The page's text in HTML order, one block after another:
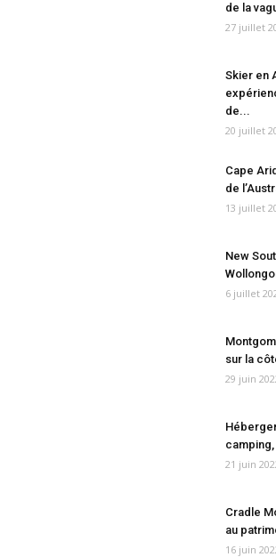
de la
27 juillet
Skier en
de...
20 juillet
Cape
de
13 juillet
New
6 juillet
sur la
29 juin
camping,
21 juin
Cradle
au
16 juin